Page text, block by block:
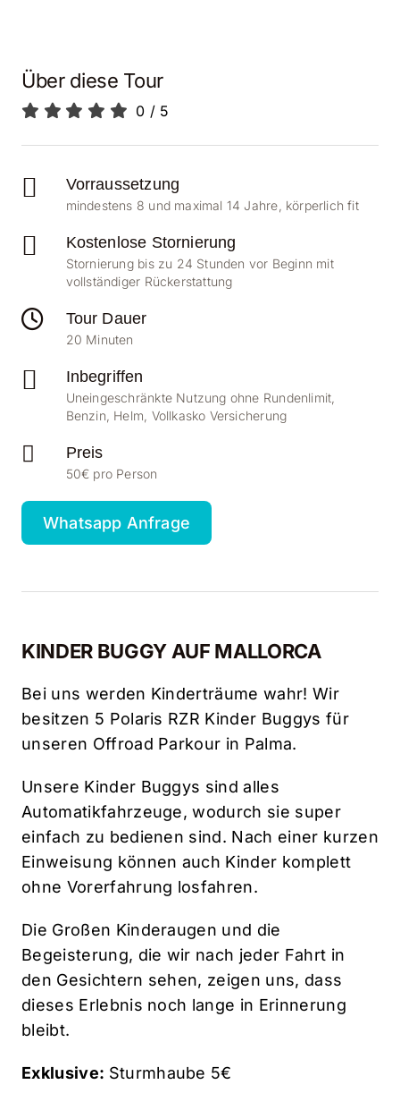
Über diese Tour
0 / 5
Vorraussetzung
mindestens 8 und maximal 14 Jahre, körperlich fit
Kostenlose Stornierung
Stornierung bis zu 24 Stunden vor Beginn mit
vollständiger Rückerstattung
Tour Dauer
20 Minuten
Inbegriffen
Uneingeschränkte Nutzung ohne Rundenlimit,
Benzin, Helm, Vollkasko Versicherung
Preis
50€ pro Person
Whatsapp Anfrage
KINDER BUGGY AUF MALLORCA
Bei uns werden Kinderträume wahr! Wir
besitzen 5 Polaris RZR Kinder Buggys für
unseren Offroad Parkour in Palma.
Unsere Kinder Buggys sind alles
Automatikfahrzeuge, wodurch sie super
einfach zu bedienen sind. Nach einer kurzen
Einweisung können auch Kinder komplett
ohne Vorerfahrung losfahren.
Die Großen Kinderaugen und die
Begeisterung, die wir nach jeder Fahrt in
den Gesichtern sehen, zeigen uns, dass
dieses Erlebnis noch lange in Erinnerung
bleibt.
Exklusive: Sturmhaube 5€